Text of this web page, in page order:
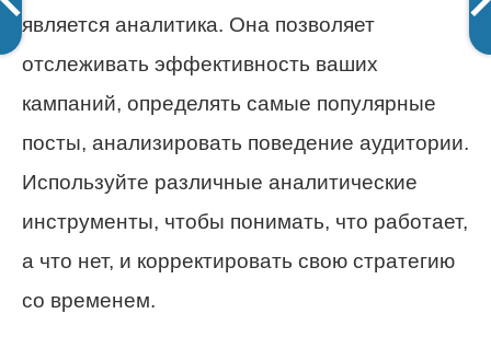
является аналитика. Она позволяет
отслеживать эффективность ваших
кампаний, определять самые популярные
посты, анализировать поведение аудитории.
Используйте различные аналитические
инструменты, чтобы понимать, что работает,
а что нет, и корректировать свою стратегию
со временем.